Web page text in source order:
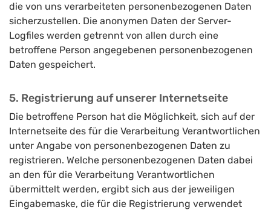
die von uns verarbeiteten personenbezogenen Daten
sicherzustellen. Die anonymen Daten der Server-
Logfiles werden getrennt von allen durch eine
betroffene Person angegebenen personenbezogenen
Daten gespeichert.
5. Registrierung auf unserer Internetseite
Die betroffene Person hat die Möglichkeit, sich auf der
Internetseite des für die Verarbeitung Verantwortlichen
unter Angabe von personenbezogenen Daten zu
registrieren. Welche personenbezogenen Daten dabei
an den für die Verarbeitung Verantwortlichen
übermittelt werden, ergibt sich aus der jeweiligen
Eingabemaske, die für die Registrierung verwendet